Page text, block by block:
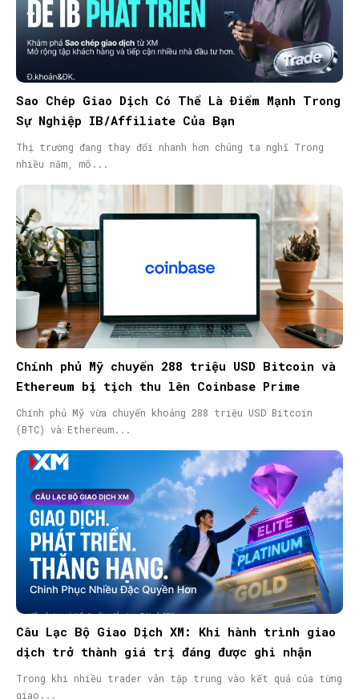
Sao Chép Giao Dịch Có Thể Là Điểm Mạnh Trong
Sự Nghiệp IB/Affiliate Của Bạn
Thị trường đang thay đổi nhanh hơn chúng ta nghĩ Trong
nhiều năm, mô...
Chính phủ Mỹ chuyển 288 triệu USD Bitcoin và
Ethereum bị tịch thu lên Coinbase Prime
Chính phủ Mỹ vừa chuyển khoảng 288 triệu USD Bitcoin
(BTC) và Ethereum...
Câu Lạc Bộ Giao Dịch XM: Khi hành trình giao
dịch trở thành giá trị đáng được ghi nhận
Trong khi nhiều trader vẫn tập trung vào kết quả của từng
giao...